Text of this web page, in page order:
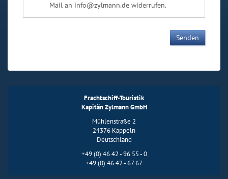
Mail an info@zylmann.de widerrufen.
Frachtschiff-Touristik
Kapitän Zylmann GmbH
Mühlenstraße 2
24376 Kappeln
Deutschland
+49 (0) 46 42 - 96 55 - 0
+49 (0) 46 42 - 67 67